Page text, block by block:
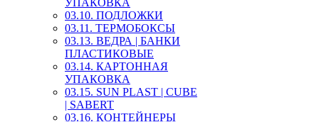
УПАКОВКА
03.10. ПОДЛОЖКИ
03.11. ТЕРМОБОКСЫ
03.13. ВЕДРА | БАНКИ
ПЛАСТИКОВЫЕ
03.14. КАРТОННАЯ
УПАКОВКА
03.15. SUN PLAST | CUBE
| SABERT
03.16. КОНТЕЙНЕРЫ